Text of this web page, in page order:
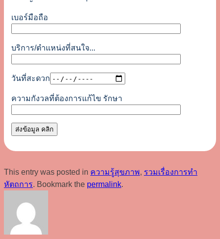
เบอร์มือถือ
บริการ/ตำแหน่งที่สนใจ...
วันที่สะดวก
ความกังวลที่ต้องการแก้ไข รักษา
This entry was posted in ความรู้สุขภาพ, รวมเรื่องการทำ
หัตถการ. Bookmark the permalink.